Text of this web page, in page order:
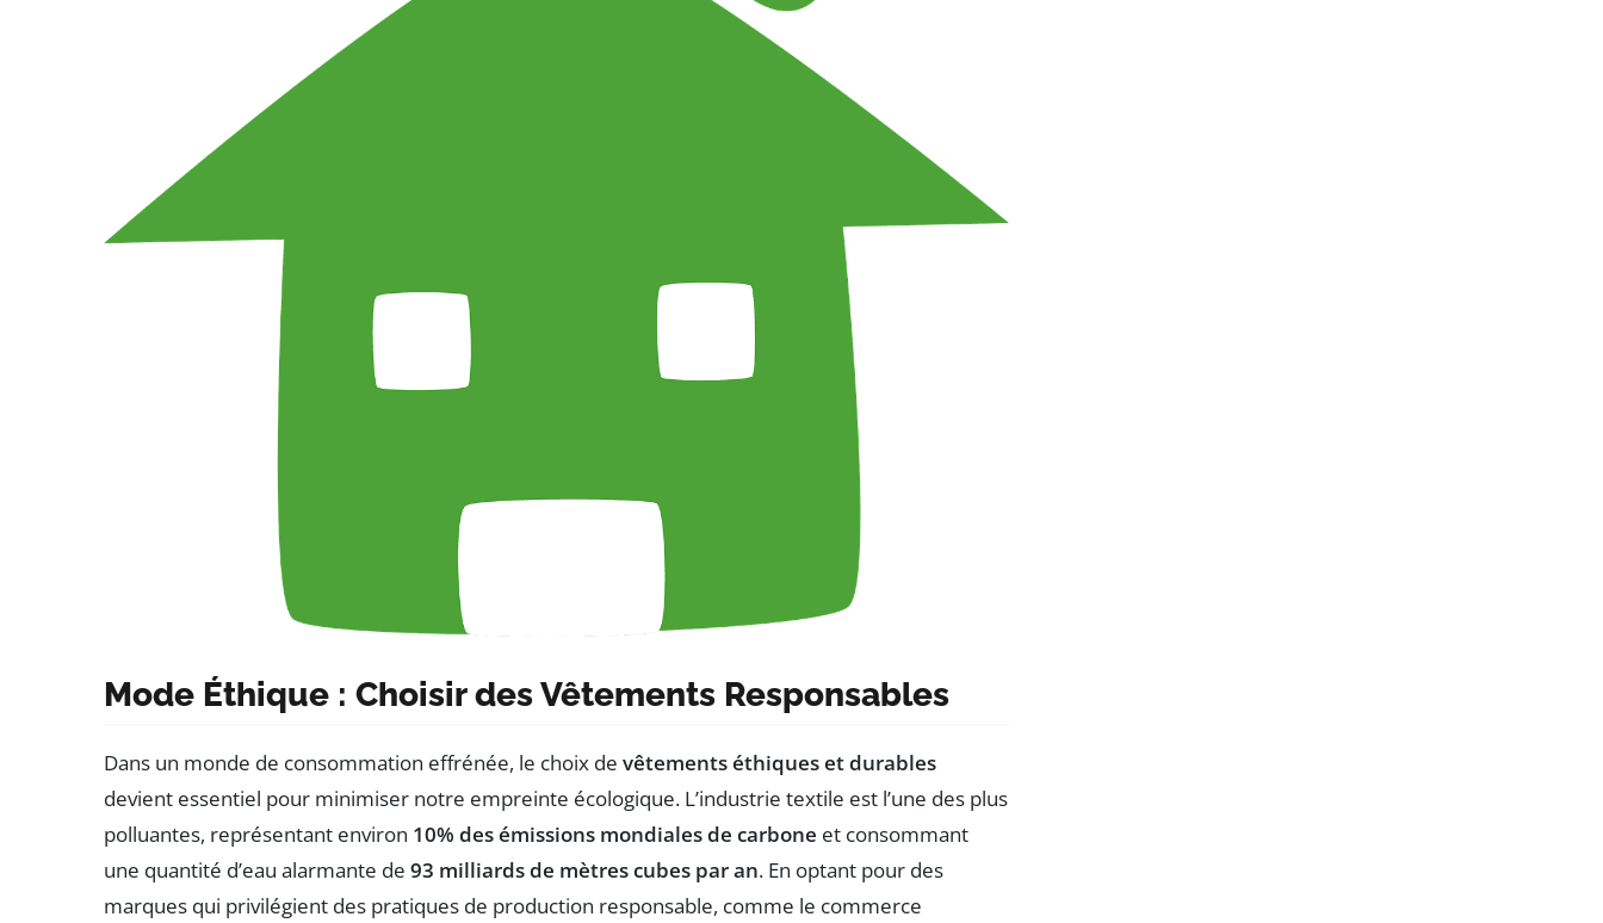
Mode Éthique : Choisir des Vêtements Responsables
Dans un monde de consommation effrénée, le choix de vêtements éthiques et durables
devient essentiel pour minimiser notre empreinte écologique. L’industrie textile est l’une des plus
polluantes, représentant environ 10% des émissions mondiales de carbone et consommant
une quantité d’eau alarmante de 93 milliards de mètres cubes par an. En optant pour des
marques qui privilégient des pratiques de production responsable, comme le commerce